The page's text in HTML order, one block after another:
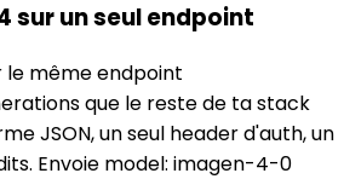
sur un seul endpoint
le même endpoint
que le reste de ta stack
JSON, un seul header d'auth, un
Envoie model: imagen-4-0